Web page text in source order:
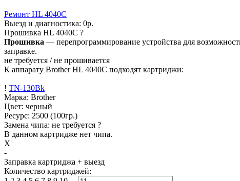
Ремонт HL 4040C
Выезд и диагностика: 0р.
Прошивка HL 4040C ?
Прошивка — перепрограммирование устройства для
заправке.
не требуется / не прошивается
К аппарату Brother HL 4040C подходят картриджи:
! TN-130Bk
Марка: Brother
Цвет: черный
Ресурс: 2500 (100гр.)
Замена чипа: не требуется ?
В данном картридже нет чипа.
X
-
Заправка картриджа + выезд
Количество картриджей: